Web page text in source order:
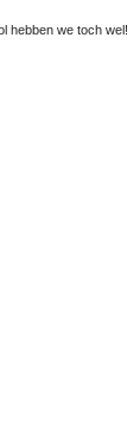
hebben we toch wel!